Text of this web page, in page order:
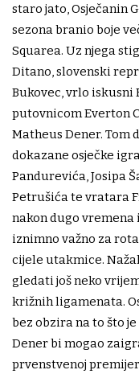
staro jato, Osječanin
sezona branio boje
Squarea. Uz njega
Ditano, slovenski
Bukovec, vrlo iskusni
putovnicom Everton
Matheus Dener.
dokazane osječke
Pandurevića, Josipa
Petrušića te vratara
nakon dugo
iznimno važno za
cijele utakmice.
gledati još neko
križnih ligamenata.
bez obzira na to što
Dener bi mogao
prvenstvenoj